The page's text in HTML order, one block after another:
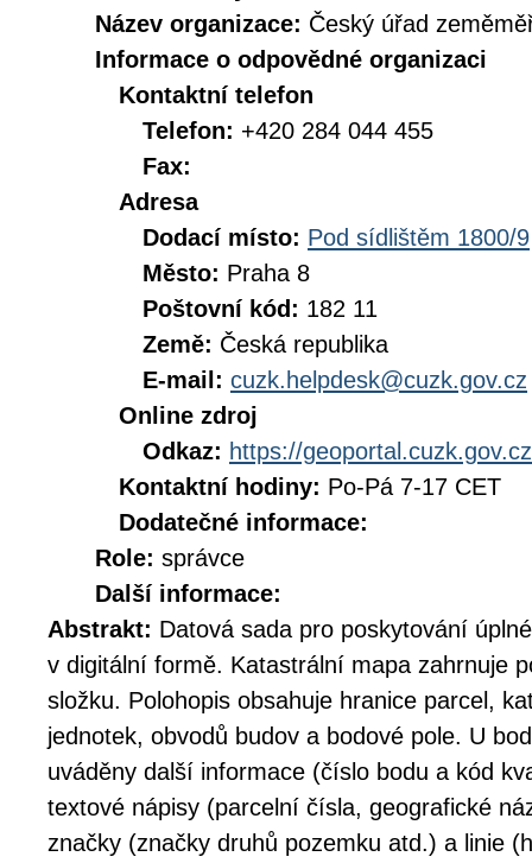
Název organizace: Český úřad
Informace o odpovědné organizaci
Kontaktní telefon
Telefon: +420 284 044 455
Fax:
Adresa
Dodací místo: Pod sídlištěm 1800/9
Město: Praha 8
Poštovní kód: 182 11
Země: Česká republika
E-mail: cuzk.helpdesk@cuzk.gov.cz
Online zdroj
Odkaz: https://geoportal.cuzk.gov.cz
Kontaktní hodiny: Po-Pá 7-17 CET
Dodatečné informace:
Role: správce
Další informace:
Abstrakt: Datová sada pro poskytování
v digitální formě. Katastrální mapa zahrnuje
složku. Polohopis obsahuje hranice parcel,
jednotek, obvodů budov a bodové pole. U
uváděny další informace (číslo bodu a kód
textové nápisy (parcelní čísla, geografické
značky (značky druhů pozemku atd.) a linie